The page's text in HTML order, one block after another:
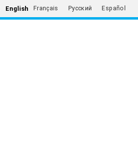
English Français Русский Español